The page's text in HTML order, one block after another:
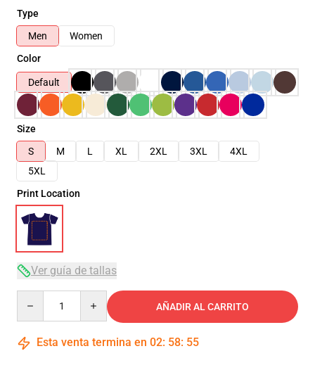
Type
Men
Women
Color
Default
Size
S
M L XL 2XL 3XL
4XL
5XL
Print Location
Ver guía de tallas
AÑADIR AL CARRITO
Esta venta termina en 02: 58: 54